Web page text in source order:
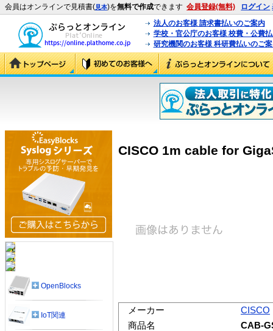
会員はオンラインで見積書(見本)を無料で作成できます 会員登録(無料) ログイン
法人のお客様 請求書払いのご案内
学校・官公庁のお客様 校費・公費
研究機関のお客様 科研費払いのご
CISCO 1m cable for
メーカー
CISCO
商品名
CAB-
OpenBlocks
IoT関連